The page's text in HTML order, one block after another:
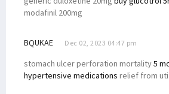
modafinil 200mg
BQUKAE Dec 02, 2023 04:47 pm
stomach ulcer perforation mortality5
hypertensive medications relief from